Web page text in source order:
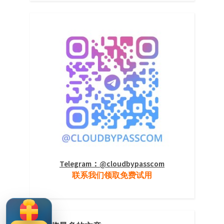
Telegram：@cloudbypasscom
联系我们领取免费试用